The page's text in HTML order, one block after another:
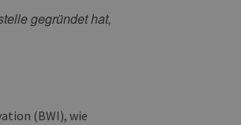
gegründet hat,
(BWI), wie